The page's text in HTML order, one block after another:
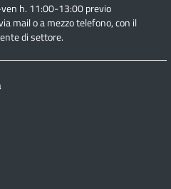
h. 11:00-13:00 previo
mail o a mezzo telefono, con il
di settore.